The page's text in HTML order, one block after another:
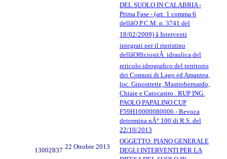
DEL SUOLO IN CALABRIA -
Prima Fase - (art. 1 comma 6
dellâO.P.C.M. n. 3741 del
18/02/2009) â Interventi
integrati per il ripristino
dellâOfficiositÃ idraulica del
reticolo idrografico del territorio
dei Comuni di Lago ed Amantea,
loc. Ginostrette, Mastrobernardo,
Chiaie e Catocastro . RUP ING.
PAOLO PAPALINO.CUP
F59H10000080006 - Revoca
determina nÂ° 100 di R.S. del
22/10/2013
13002837 22 Ottobre 2013
OGGETTO: PIANO GENERALE
DEGLI INTERVENTI PER LA